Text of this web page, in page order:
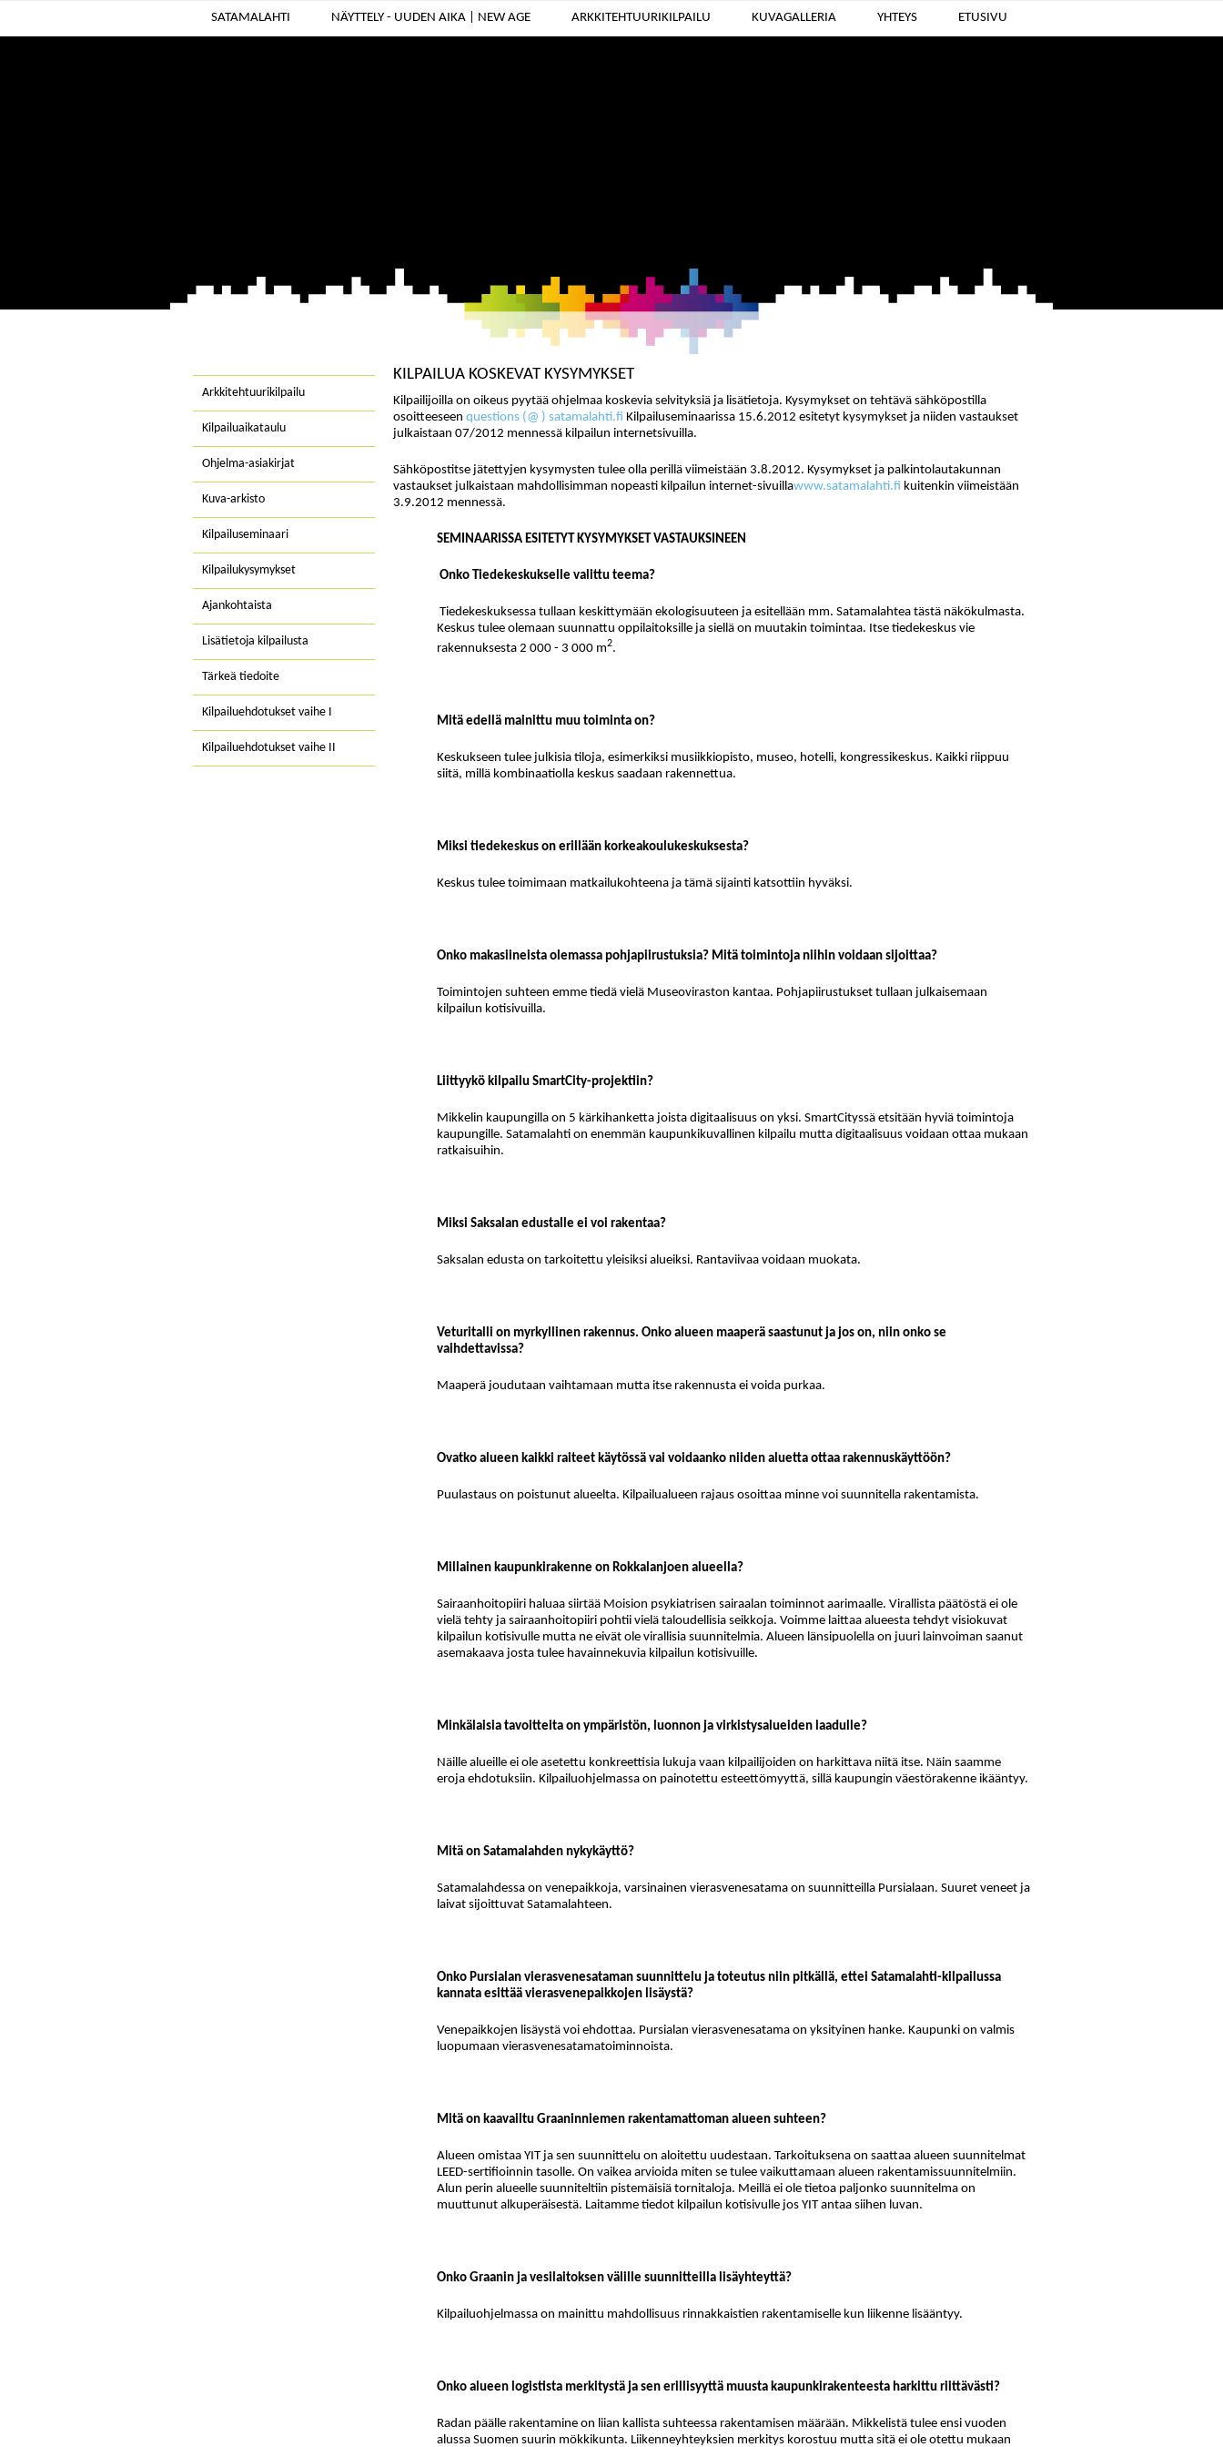
SATAMALAHTI NÄYTTELY - UUDEN AIKA | NEW AGE ARKKITEHTUURIKILPAILU KUVAGALLERIA YHTEYS ETUSIVU
Arkkitehtuurikilpailu
Kilpailuaikataulu
Ohjelma-asiakirjat
Kuva-arkisto
Kilpailuseminaari
Kilpailukysymykset
Ajankohtaista
Lisätietoja kilpailusta
Tärkeä tiedoite
Kilpailuehdotukset vaihe I
Kilpailuehdotukset vaihe II
KILPAILUA KOSKEVAT KYSYMYKSET
Kilpailijoilla on oikeus pyytää ohjelmaa koskevia selvityksiä ja lisätietoja. Kysymykset on tehtävä sähköpostilla
osoitteeseen questions (@ ) satamalahti.fi Kilpailuseminaarissa 15.6.2012 esitetyt kysymykset ja niiden vastaukset
julkaistaan 07/2012 mennessä kilpailun internetsivuilla.
Sähköpostitse jätettyjen kysymysten tulee olla perillä viimeistään 3.8.2012. Kysymykset ja palkintolautakunnan
vastaukset julkaistaan mahdollisimman nopeasti kilpailun internet-sivuillawww.satamalahti.fi kuitenkin viimeistään
3.9.2012 mennessä.
SEMINAARISSA ESITETYT KYSYMYKSET VASTAUKSINEEN
Onko Tiedekeskukselle valittu teema?
Tiedekeskuksessa tullaan keskittymään ekologisuuteen ja esitellään mm. Satamalahtea tästä näkökulmasta.
Keskus tulee olemaan suunnattu oppilaitoksille ja siellä on muutakin toimintaa. Itse tiedekeskus vie
rakennuksesta 2 000 - 3 000 m2.
Mitä edellä mainittu muu toiminta on?
Keskukseen tulee julkisia tiloja, esimerkiksi musiikkiopisto, museo, hotelli, kongressikeskus. Kaikki riippuu
siitä, millä kombinaatiolla keskus saadaan rakennettua.
Miksi tiedekeskus on erillään korkeakoulukeskuksesta?
Keskus tulee toimimaan matkailukohteena ja tämä sijainti katsottiin hyväksi.
Onko makasiineista olemassa pohjapiirustuksia? Mitä toimintoja niihin voidaan sijoittaa?
Toimintojen suhteen emme tiedä vielä Museoviraston kantaa. Pohjapiirustukset tullaan julkaisemaan
kilpailun kotisivuilla.
Liittyykö kilpailu SmartCity-projektiin?
Mikkelin kaupungilla on 5 kärkihanketta joista digitaalisuus on yksi. SmartCityssä etsitään hyviä toimintoja
kaupungille. Satamalahti on enemmän kaupunkikuvallinen kilpailu mutta digitaalisuus voidaan ottaa mukaan
ratkaisuihin.
Miksi Saksalan edustalle ei voi rakentaa?
Saksalan edusta on tarkoitettu yleisiksi alueiksi. Rantaviivaa voidaan muokata.
Veturitalli on myrkyllinen rakennus. Onko alueen maaperä saastunut ja jos on, niin onko se
vaihdettavissa?
Maaperä joudutaan vaihtamaan mutta itse rakennusta ei voida purkaa.
Ovatko alueen kaikki raiteet käytössä vai voidaanko niiden aluetta ottaa rakennuskäyttöön?
Puulastaus on poistunut alueelta. Kilpailualueen rajaus osoittaa minne voi suunnitella rakentamista.
Millainen kaupunkirakenne on Rokkalanjoen alueella?
Sairaanhoitopiiri haluaa siirtää Moision psykiatrisen sairaalan toiminnot aarimaalle. Virallista päätöstä ei ole
vielä tehty ja sairaanhoitopiiri pohtii vielä taloudellisia seikkoja. Voimme laittaa alueesta tehdyt visiokuvat
kilpailun kotisivulle mutta ne eivät ole virallisia suunnitelmia. Alueen länsipuolella on juuri lainvoiman saanut
asemakaava josta tulee havainnekuvia kilpailun kotisivuille.
Minkälaisia tavoitteita on ympäristön, luonnon ja virkistysalueiden laadulle?
Näille alueille ei ole asetettu konkreettisia lukuja vaan kilpailijoiden on harkittava niitä itse. Näin saamme
eroja ehdotuksiin. Kilpailuohjelmassa on painotettu esteettömyyttä, sillä kaupungin väestörakenne ikääntyy.
Mitä on Satamalahden nykykäyttö?
Satamalahdessa on venepaikkoja, varsinainen vierasvenesatama on suunnitteilla Pursialaan. Suuret veneet ja
laivat sijoittuvat Satamalahteen.
Onko Pursialan vierasvenesataman suunnittelu ja toteutus niin pitkällä, ettei Satamalahti-kilpailussa
kannata esittää vierasvenepaikkojen lisäystä?
Venepaikkojen lisäystä voi ehdottaa. Pursialan vierasvenesatama on yksityinen hanke. Kaupunki on valmis
luopumaan vierasvenesatamatoiminnoista.
Mitä on kaavailtu Graaninniemen rakentamattoman alueen suhteen?
Alueen omistaa YIT ja sen suunnittelu on aloitettu uudestaan. Tarkoituksena on saattaa alueen suunnitelmat
LEED-sertifioinnin tasolle. On vaikea arvioida miten se tulee vaikuttamaan alueen rakentamissuunnitelmiin.
Alun perin alueelle suunniteltiin pistemäisiä tornitaloja. Meillä ei ole tietoa paljonko suunnitelma on
muuttunut alkuperäisestä. Laitamme tiedot kilpailun kotisivulle jos YIT antaa siihen luvan.
Onko Graanin ja vesilaitoksen välille suunnitteilla lisäyhteyttä?
Kilpailuohjelmassa on mainittu mahdollisuus rinnakkaistien rakentamiselle kun liikenne lisääntyy.
Onko alueen logistista merkitystä ja sen erillisyyttä muusta kaupunkirakenteesta harkittu riittävästi?
Radan päälle rakentamine on liian kallista suhteessa rakentamisen määrään. Mikkelistä tulee ensi vuoden
alussa Suomen suurin mökkikunta. Liikenneyhteyksien merkitys korostuu mutta sitä ei ole otettu mukaan